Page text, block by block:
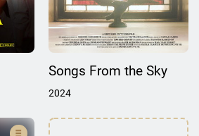
Songs From the Sky
2024